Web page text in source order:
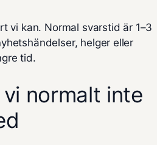
vi kan. Normal svarstid är 1–3
helger eller
tid.
normalt inte